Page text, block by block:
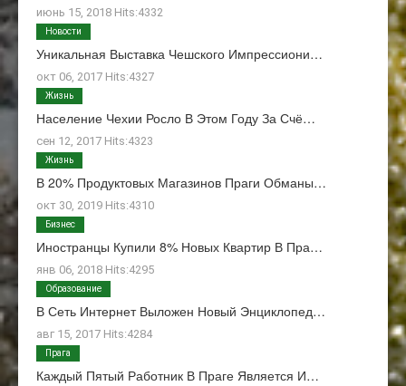
июнь 15, 2018 Hits:4332
Уникальная Выставка Чешского Импрессиони…
окт 06, 2017 Hits:4327
Новости
Население Чехии Росло В Этом Году За Счё…
сен 12, 2017 Hits:4323
Жизнь
В 20% Продуктовых Магазинов Праги Обманы…
окт 30, 2019 Hits:4310
Жизнь
Иностранцы Купили 8% Новых Квартир В Пра…
янв 06, 2018 Hits:4295
Бизнес
В Сеть Интернет Выложен Новый Энциклопед…
авг 15, 2017 Hits:4284
Образование
Каждый Пятый Работник В Праге Является И…
Прага